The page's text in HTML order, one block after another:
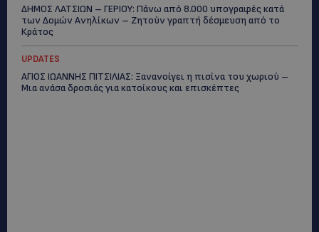
ΔΗΜΟΣ ΛΑΤΣΙΩΝ – ΓΕΡΙΟΥ: Πάνω από 8.000 υπογραφές κατά
των Δομών Ανηλίκων – Ζητούν γραπτή δέσμευση από το
Κράτος
UPDATES
ΑΓΙΟΣ ΙΩΑΝΝΗΣ ΠΙΤΣΙΛΙΑΣ: Ξανανοίγει η πισίνα του χωριού –
Μια ανάσα δροσιάς για κατοίκους και επισκέπτες